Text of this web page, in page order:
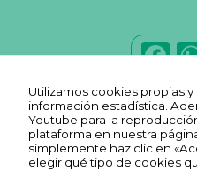
F
a
c
e
Utilizamos cookies propias
información estadística.
Youtube para la
plataforma en nuestra
simplemente haz clic en
elegir qué tipo de cookies